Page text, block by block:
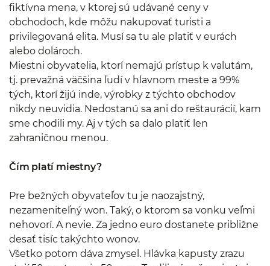
fiktívna mena, v ktorej sú udávané ceny v
obchodoch, kde môžu nakupovať turisti a
privilegovaná elita. Musí sa tu ale platiť v eurách
alebo dolároch.
Miestni obyvatelia, ktorí nemajú prístup k valutám,
tj. prevažná väčšina ľudí v hlavnom meste a 99%
tých, ktorí žijú inde, výrobky z týchto obchodov
nikdy neuvidia. Nedostanú sa ani do reštaurácií, kam
sme chodili my. Aj v tých sa dalo platiť len
zahraničnou menou.
Čím platí miestny?
Pre bežných obyvateľov tu je naozajstný,
nezameniteľný won. Taký, o ktorom sa vonku veľmi
nehovorí. A nevie. Za jedno euro dostanete približne
desať tisíc takýchto wonov.
Všetko potom dáva zmysel. Hlávka kapusty zrazu